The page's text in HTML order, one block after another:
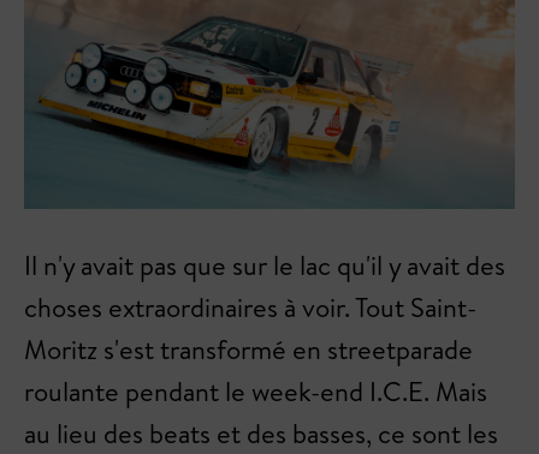
Il n'y avait pas que sur le lac qu'il y avait des
choses extraordinaires à voir. Tout Saint-
Moritz s'est transformé en streetparade
roulante pendant le week-end I.C.E. Mais
au lieu des beats et des basses, ce sont les